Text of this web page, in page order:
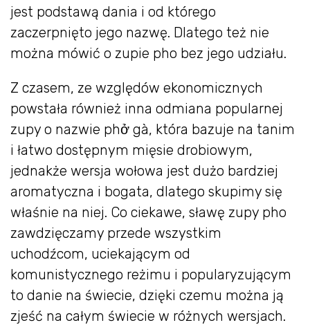
jest podstawą dania i od którego
zaczerpnięto jego nazwę. Dlatego też nie
można mówić o zupie pho bez jego udziału.
Z czasem, ze względów ekonomicznych
powstała również inna odmiana popularnej
zupy o nazwie phở gà, która bazuje na tanim
i łatwo dostępnym mięsie drobiowym,
jednakże wersja wołowa jest dużo bardziej
aromatyczna i bogata, dlatego skupimy się
właśnie na niej. Co ciekawe, sławę zupy pho
zawdzięczamy przede wszystkim
uchodźcom, uciekającym od
komunistycznego reżimu i popularyzującym
to danie na świecie, dzięki czemu można ją
zjeść na całym świecie w różnych wersjach.